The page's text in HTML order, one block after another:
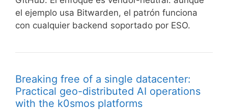
el ejemplo usa Bitwarden, el patrón funciona
con cualquier backend soportado por ESO.
Breaking free of a single datacenter:
Practical geo-distributed AI operations
with the k0smos platforms